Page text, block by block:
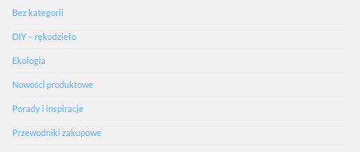
Bez kategorii
DIY – rękodzieło
Ekologia
Nowości produktowe
Porady i inspiracje
Przewodniki zakupowe